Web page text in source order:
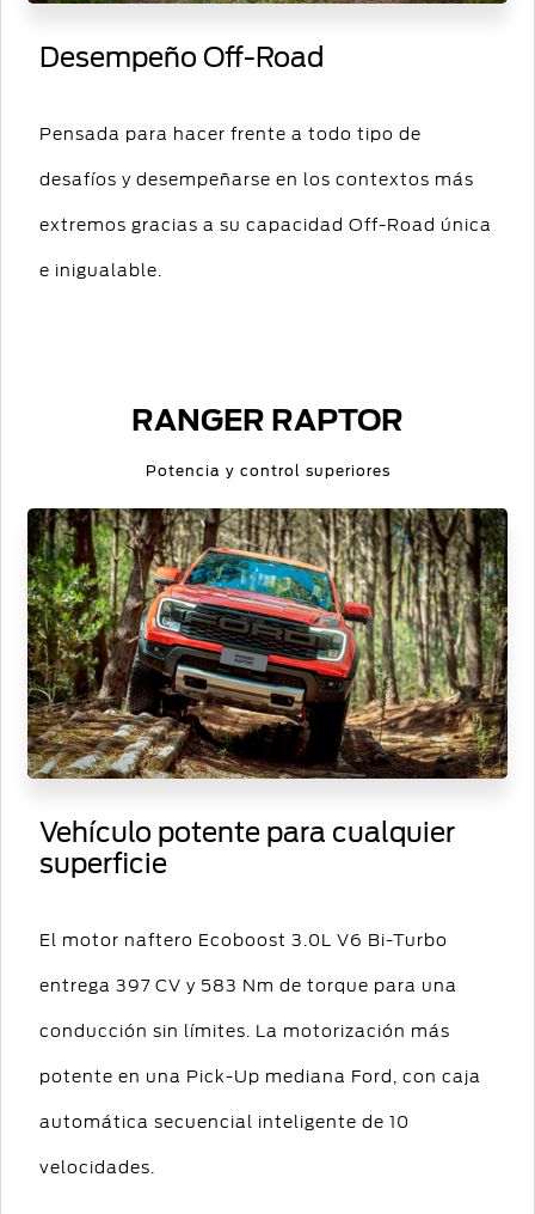
Desempeño Off-Road
Pensada para hacer frente a todo tipo de
desafíos y desempeñarse en los contextos más
extremos gracias a su capacidad Off-Road única
e inigualable.
RANGER RAPTOR
Potencia y control superiores
Vehículo potente para cualquier
superficie
El motor naftero Ecoboost 3.0L V6 Bi-Turbo
entrega 397 CV y 583 Nm de torque para una
conducción sin límites. La motorización más
potente en una Pick-Up mediana Ford, con caja
automática secuencial inteligente de 10
velocidades.